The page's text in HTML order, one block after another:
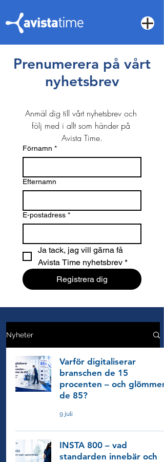
Prenumerera på vårt
nyhetsbrev
Anmäl dig till vårt nyhetsbrev och
följ med i allt som händer på
Avista Time.
Förnamn *
Efternamn
E-postadress *
Ja tack, jag vill gärna få
Avista Time nyhetsbrev *
Registrera dig
Nyheter
Varför digitaliserar
branschen de 15
procenten – och glömmer
de 85?
9 juli
INSTA 800 – vad
standarden innebär och